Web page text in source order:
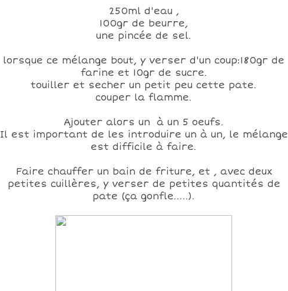
250ml d'eau ,
100gr de beurre,
une pincée de sel.
lorsque ce mélange bout, y verser d'un coup:180gr de
farine et 10gr de sucre.
touiller et secher un petit peu cette pate.
couper la flamme.
Ajouter alors un à un 5 oeufs.
Il est important de les introduire un à un, le mélange
est difficile à faire.
Faire chauffer un bain de friture, et , avec deux
petites cuillères, y verser de petites quantités de
pate (ça gonfle.....).